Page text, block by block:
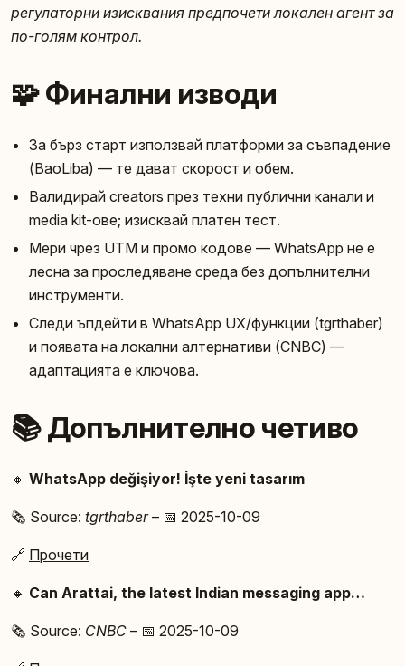
регулаторни изисквания предпочети локален агент за
по-голям контрол.
🧩 Финални изводи
За бърз старт използвай платформи за съвпадение
(BaoLiba) — те дават скорост и обем.
Валидирай creators през техни публични канали и
media kit-ове; изисквай платен тест.
Мери чрез UTM и промо кодове — WhatsApp не е
лесна за проследяване среда без допълнителни
инструменти.
Следи ъпдейти в WhatsApp UX/функции (tgrthaber)
и появата на локални алтернативи (CNBC) —
адаптацията е ключова.
📚 Допълнително четиво
🔸 WhatsApp değişiyor! İşte yeni tasarım
🗞️ Source: tgrthaber– 📅 2025-10-09
🔗 Прочети
🔸 Can Arattai, the latest Indian messaging app…
🗞️ Source: CNBC – 📅 2025-10-09